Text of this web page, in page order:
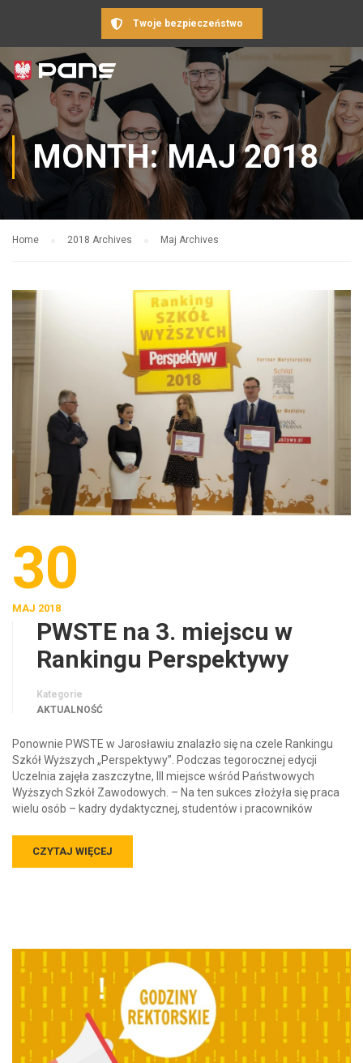
Twoje bezpieczeństwo
MONTH: MAJ 2018
Home 2018 Archives Maj Archives
30
MAJ 2018
PWSTE na 3. miejscu w
Rankingu Perspektywy
Kategorie
AKTUALNOŚĆ
Ponownie PWSTE w Jarosławiu znalazło się na czele Rankingu
Szkół Wyższych „Perspektywy”. Podczas tegorocznej edycji
Uczelnia zajęła zaszczytne, III miejsce wśród Państwowych
Wyższych Szkół Zawodowych. – Na ten sukces złożyła się praca
wielu osób – kadry dydaktycznej, studentów i pracowników
CZYTAJ WIĘCEJ